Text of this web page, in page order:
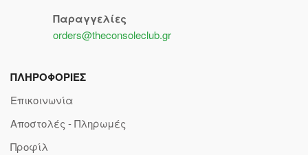
Παραγγελίες
orders@theconsoleclub.gr
ΠΛΗΡΟΦΟΡΙΕΣ
Επικοινωνία
Αποστολές - Πληρωμές
Προφίλ